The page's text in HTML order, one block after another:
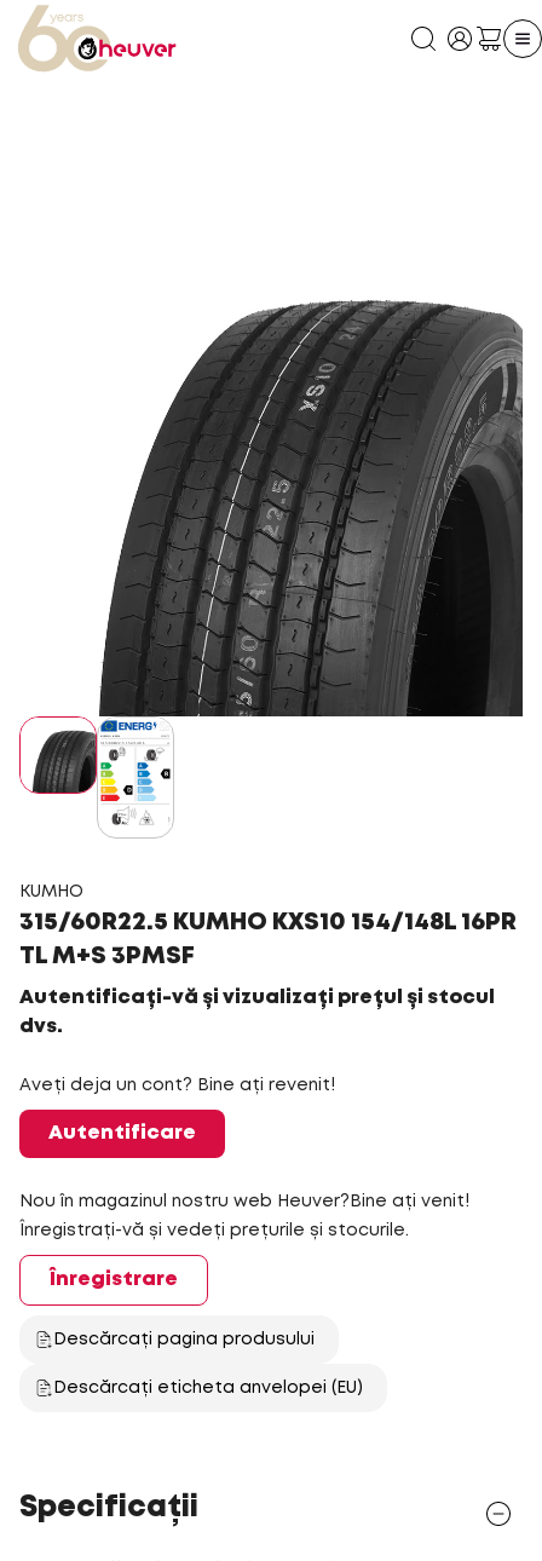
KUMHO
315/60R22.5 KUMHO KXS10 154/148L 16PR
TL M+S 3PMSF
Autentificați-vă și vizualizați prețul și stocul
dvs.
Aveți deja un cont? Bine ați revenit!
Autentificare
Nou în magazinul nostru web Heuver?Bine ați venit!
Înregistrați-vă și vedeți prețurile și stocurile.
Înregistrare
Descărcați pagina produsului
Descărcați eticheta anvelopei (EU)
Specificații